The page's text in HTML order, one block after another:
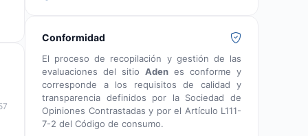
Conformidad
El proceso de recopilación y gestión de las
evaluaciones del sitio Aden es conforme y
corresponde a los requisitos de calidad y
transparencia definidos por la Sociedad de
Opiniones Contrastadas y por el Artículo L111-
7-2 del Código de consumo.